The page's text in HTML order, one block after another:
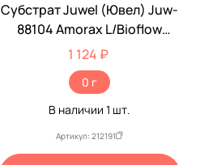
Субстрат Juwel (Ювел) Juw-
88104 Amorax L/Bioflow
6.0/Standard
1 124 ₽
0 г
В наличии1 шт.
Артикул: 212191